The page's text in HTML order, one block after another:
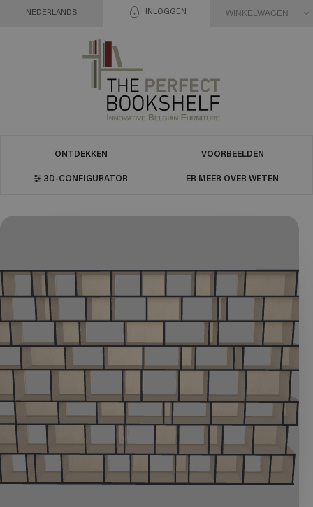
INLOGGEN
NEDERLANDS WINKELWAGEN
ONTDEKKEN VOORBEELDEN
3D-CONFIGURATOR ER MEER OVER WETEN